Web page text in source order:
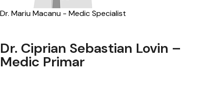
Dr. Mariu Macanu - Medic Specialist
Dr. Ciprian Sebastian Lovin –
Medic Primar